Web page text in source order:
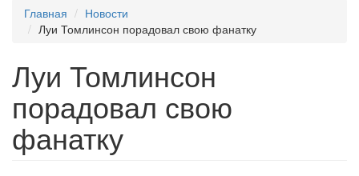
Главная
Новости
Луи Томлинсон порадовал свою фанатку
Луи Томлинсон
порадовал свою
фанатку